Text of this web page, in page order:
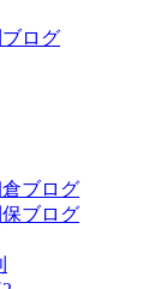
ログ
ブログ
ブログ